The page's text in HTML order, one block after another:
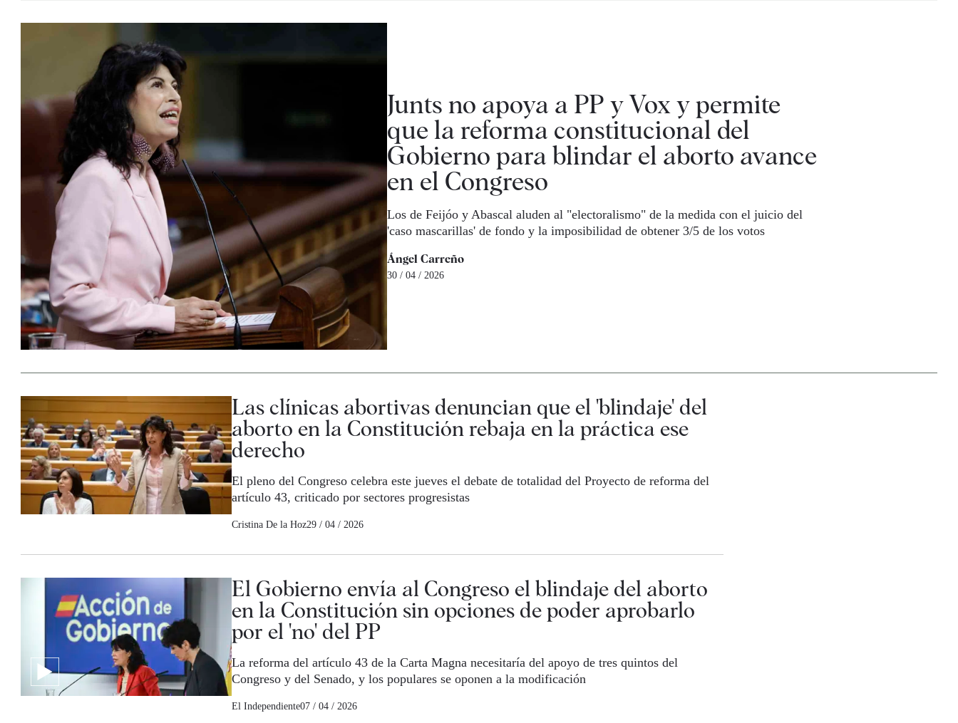
Junts no apoya a PP y Vox y permite
que la reforma constitucional del
Gobierno para blindar el aborto avance
en el Congreso
Los de Feijóo y Abascal aluden al "electoralismo" de la medida con el juicio del
'caso mascarillas' de fondo y la imposibilidad de obtener 3/5 de los votos
Ángel Carreño
30 / 04 / 2026
Las clínicas abortivas denuncian que el 'blindaje' del
aborto en la Constitución rebaja en la práctica ese
derecho
El pleno del Congreso celebra este jueves el debate de totalidad del Proyecto de reforma del
artículo 43, criticado por sectores progresistas
Cristina De la Hoz29 / 04 / 2026
El Gobierno envía al Congreso el blindaje del aborto
en la Constitución sin opciones de poder aprobarlo
por el 'no' del PP
La reforma del artículo 43 de la Carta Magna necesitaría del apoyo de tres quintos del
Congreso y del Senado, y los populares se oponen a la modificación
El Independiente07 / 04 / 2026